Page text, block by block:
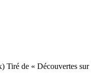
Tiré de « Découvertes